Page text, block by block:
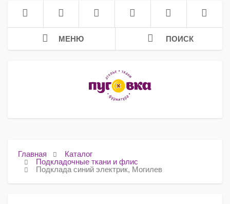
МЕНЮ ПОИСК
Главная
Каталог
Подкладочные ткани и флис
Подклада синий электрик, Могилев